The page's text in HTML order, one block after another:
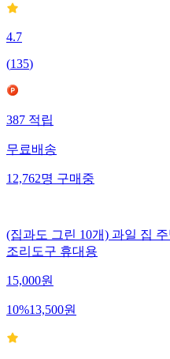
4.7
(135)
387적립
무료배송
12,762명구매중
(집과도 그린 10개) 과일 집
조리도구 휴대용
15,000원
10%13,500원